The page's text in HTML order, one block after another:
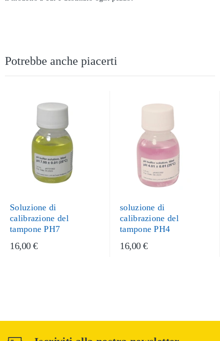
Potrebbe anche piacerti
Soluzione di
calibrazione del
tampone PH7
16,00 €
soluzione di
calibrazione del
tampone PH4
16,00 €